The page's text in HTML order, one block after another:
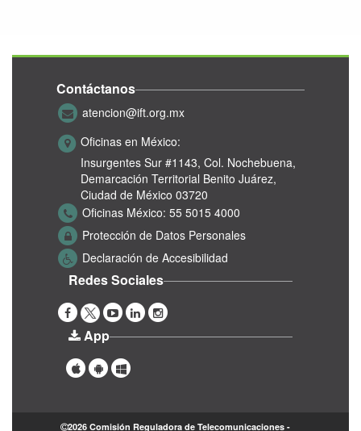
Contáctanos
atencion@ift.org.mx
Oficinas en México:
Insurgentes Sur #1143, Col. Nochebuena,
Demarcación Territorial Benito Juárez,
Ciudad de México 03720
Oficinas México: 55 5015 4000
Protección de Datos Personales
Declaración de Accesibilidad
Redes Sociales
App
2026 Comisión Reguladora de Telecomunicaciones -